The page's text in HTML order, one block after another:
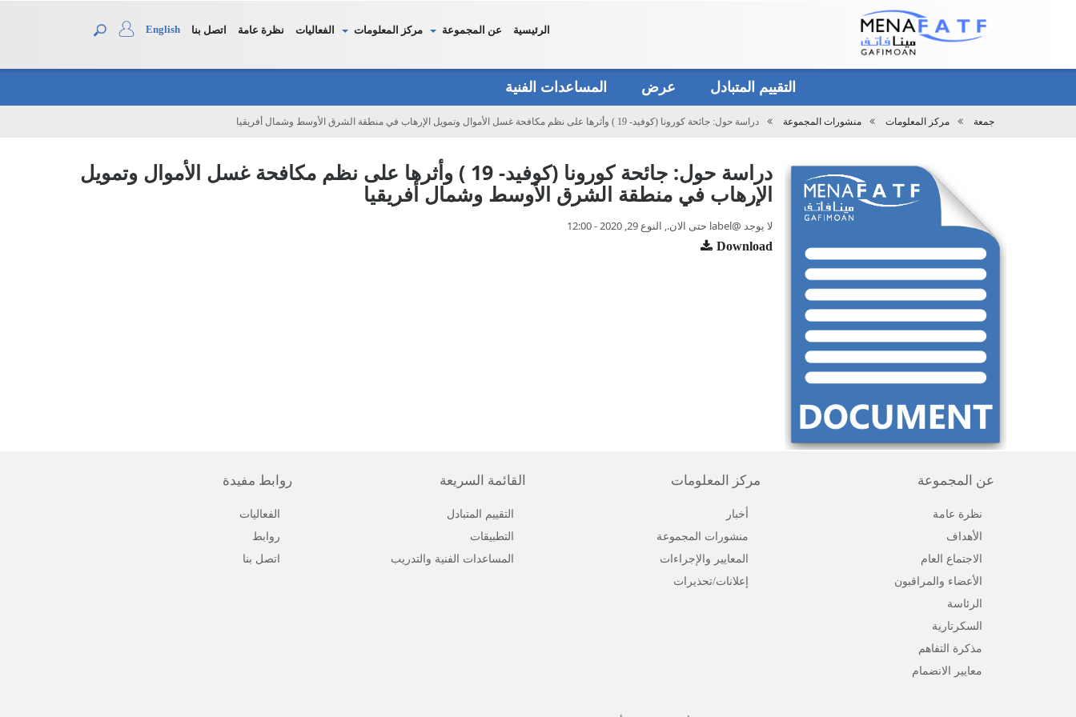
الرئيسية
عن المجموعة مركز المعلومات الفعاليات نظرة عامة اتصل بنا English
التقييم المتبادل عرض المساعدات الفنية
تحميل
جمعة مركز المعلومات منشورات المجموعة دراسة حول: جائحة كورونا (كوفيد- 19 ) وأثرها على نظم مكافحة غسل الأموال وتمويل الإرهاب في منطقة الشرق الأوسط وشمال أفريقيا
دراسة حول: جائحة كورونا (كوفيد- 19 ) وأثرها على نظم مكافحة غسل الأموال وتمويل
الإرهاب في منطقة الشرق الأوسط وشمال أفريقيا
لا يوجد @label حتى الان., النوع 29, 2020 - 12:00
Download
روابط مفيدة
الفعاليات
روابط
اتصل بنا
القائمة السريعة
التقييم المتبادل
التطبيقات
المساعدات الفنية والتدريب
مركز المعلومات
أخبار
منشورات المجموعة
المعايير والإجراءات
إعلانات/تحذيرات
عن المجموعة
نظرة عامة
الأهداف
الاجتماع العام
الأعضاء والمراقبون
الرئاسة
السكرتارية
مذكرة التفاهم
معايير الانضمام